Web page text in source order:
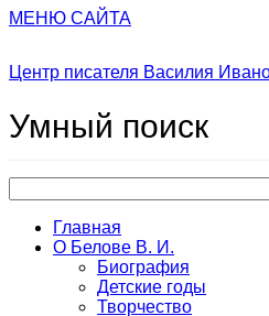
МЕНЮ САЙТА
Центр писателя Василия
Умный поиск
Главная
О Белове В. И.
Биография
Детские годы
Творчество